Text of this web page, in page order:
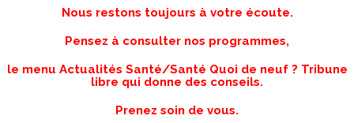
Nous restons toujours à votre écoute.
Pensez à consulter nos programmes,
le menu Actualités Santé/Santé Quoi de neuf ? Tribune
libre qui donne des conseils.
Prenez soin de vous.